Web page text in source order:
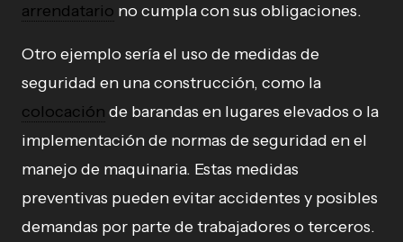
arrendatario no cumpla con sus obligaciones.
Otro ejemplo sería el uso de medidas de
seguridad en una construcción, como la
colocación de barandas en lugares elevados o la
implementación de normas de seguridad en el
manejo de maquinaria. Estas medidas
preventivas pueden evitar accidentes y posibles
demandas por parte de trabajadores o terceros.